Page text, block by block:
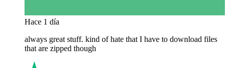
Hace 1 día
always great stuff. kind of hate that I have to download files
that are zipped though